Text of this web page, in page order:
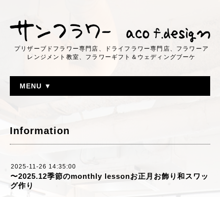
プリザーブドフラワー専門店、ドライフラワー専門店、フラワーア
レンジメント教室、フラワーギフト＆ウェディングブーケ
MENU ▼
Information
2025-11-26 14:35:00
〜2025.12季節のmonthly lessonお正月お飾り和スワッ
グ作り